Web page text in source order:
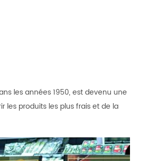
les années 1950, est devenu une
les produits les plus frais et de la